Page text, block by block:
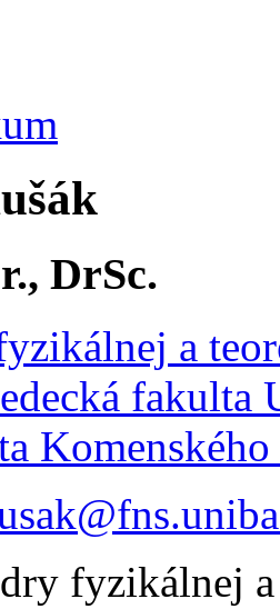
DrSc.
a
fakulta
fyzikálnej